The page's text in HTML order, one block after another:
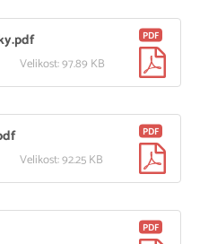
Velikost: 97.89 KB
PDF
Velikost: 92.25 KB
PDF
PDF